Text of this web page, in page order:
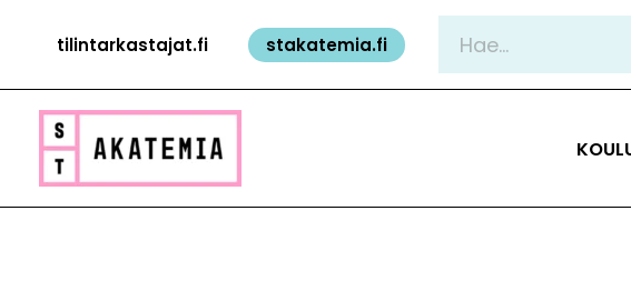
sisältööntilintarkastajat.fi stakatemia.fi